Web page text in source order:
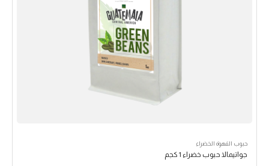
حبوب القهوة الخضراء
جواتيمالا حبوب خضراء 1 كجم